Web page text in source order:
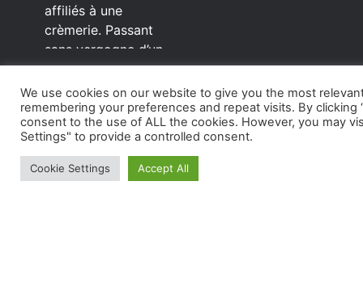
affiliés à une
crèmerie. Passant
sans vergogne d’un
éditeur à l’autre.
C’est quoi notre
méthode?
sagesse de la
En savoir
plus
Nous
We use cookies on our website to give you the most
remembering your preferences and repeat visits. By clicking
consent to the use of ALL the cookies. However, you may
Settings" to provide a controlled consent.
Cookie Settings Accept All